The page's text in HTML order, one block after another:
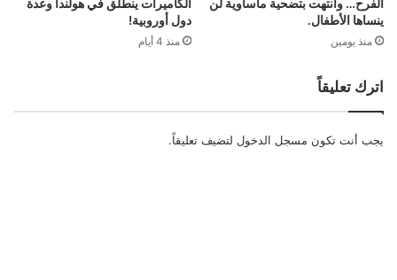
ينساها الأطفال.
منذ يومين
دول أوروبية!
منذ 4 أيام
اترك تعليقاً
يجب أنت تكون مسجل الدخول لتضيف تعليقاً.